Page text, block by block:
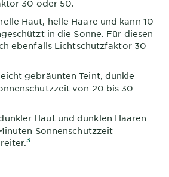
30 oder 50.
Haut, helle Haare und kann 10
in die Sonne. Für diesen
ebenfalls Lichtschutzfaktor 30
gebräunten Teint, dunkle
von 20 bis 30
Haut und dunklen Haaren
Sonnenschutzzeit
3